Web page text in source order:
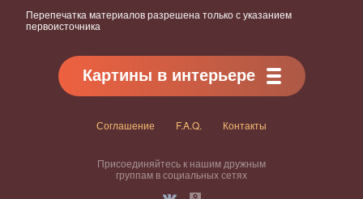
Перепечатка материалов разрешена только с указанием
первоисточника
Картины в интерьере
Соглашение F.A.Q. Контакты
Присоединяйтесь к нашим дружным
группам в социальных сетях